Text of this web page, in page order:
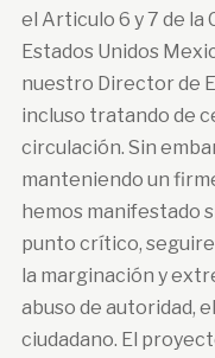
el Articulo 6 y 7 de la
Estados Unidos
nuestro Director de
incluso tratando de
circulación. Sin
manteniendo un
hemos manifestado
punto crítico,
la marginación y
abuso de autoridad,
ciudadano. El